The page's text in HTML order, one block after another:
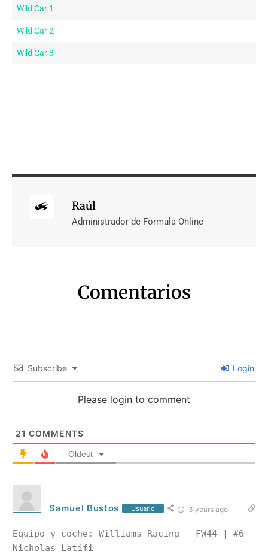
Wild Car 1
Wild Car 2
Wild Car 3
Raúl
Administrador de Formula Online
Comentarios
Subscribe Login
Please login to comment
21 COMMENTS
Oldest
Samuel Bustos Usuario 3 years ago
Equipo y coche: Williams Racing - FW44 | #6
Nicholas Latifi